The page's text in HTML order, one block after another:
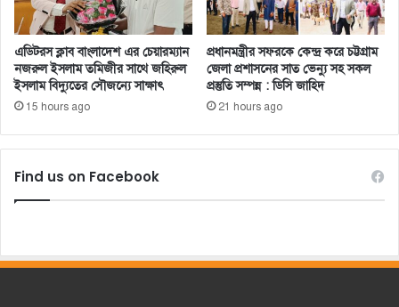
এডিটরস ক্লাব বাংলাদেশ এর চেয়ারম্যান
নজরুল ইসলাম তমিজীর সাথে জহিরুল
ইসলাম বিদ্যুতের সৌজন্যে সাক্ষাৎ
15 hours ago
প্রধানমন্ত্রীর সফরকে কেন্দ্র করে চট্টগ্রাম
জেলা প্রশাসনের সাত ভেন্যু সহ সকল
প্রস্তুতি সম্পন্ন : ডিসি জাহিদ
21 hours ago
Find us on Facebook